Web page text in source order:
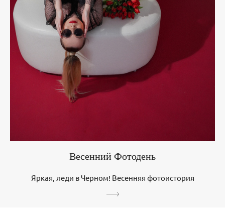
Весенний Фотодень
Яркая, леди в Черном! Весенняя фотоистория